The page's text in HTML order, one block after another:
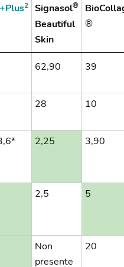
+Plus2 Signasol®
Beautiful
Skin
®
62,90 39
28 10
2,25 3,90
2,5 5
Non
presente
20